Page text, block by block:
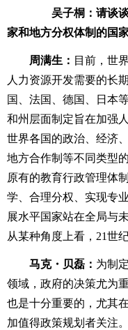
吴子桐：请谈
家和地方分权体制的国
周满生： 目前，世
人力资源开发需要的长
国、法国、德国、日本
和州层面制定旨在加强
世界各国的政治、经济
地方合作制等不同类型
原有的教育行政管理体
学、合理分权、实现专
展水平国家站在全局与
从某种角度上看，21世
马克・贝磊： 为制
领域，政府的决策尤为
也是十分重要的，尤其
加值得政策规划者关注